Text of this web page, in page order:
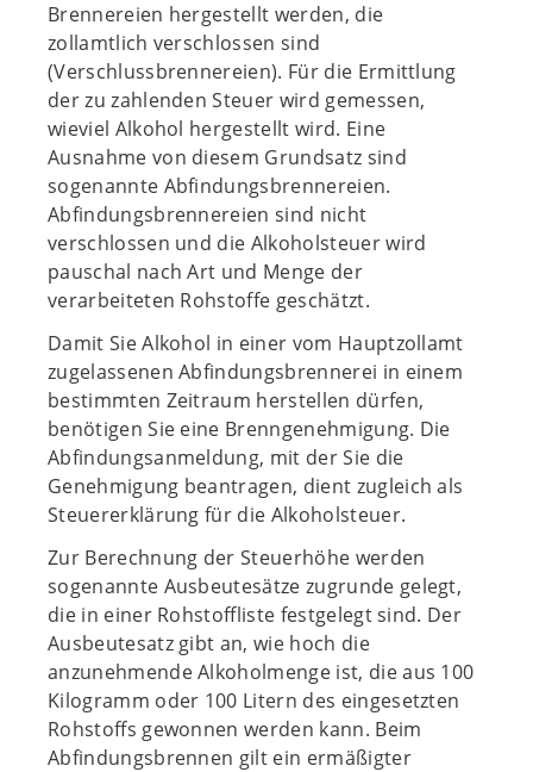
Brennereien hergestellt werden, die
zollamtlich verschlossen sind
(Verschlussbrennereien). Für die Ermittlung
der zu zahlenden Steuer wird gemessen,
wieviel Alkohol hergestellt wird. Eine
Ausnahme von diesem Grundsatz sind
sogenannte Abfindungsbrennereien.
Abfindungsbrennereien sind nicht
verschlossen und die Alkoholsteuer wird
pauschal nach Art und Menge der
verarbeiteten Rohstoffe geschätzt.
Damit Sie Alkohol in einer vom Hauptzollamt
zugelassenen Abfindungsbrennerei in einem
bestimmten Zeitraum herstellen dürfen,
benötigen Sie eine Brenngenehmigung. Die
Abfindungsanmeldung, mit der Sie die
Genehmigung beantragen, dient zugleich als
Steuererklärung für die Alkoholsteuer.
Zur Berechnung der Steuerhöhe werden
sogenannte Ausbeutesätze zugrunde gelegt,
die in einer Rohstoffliste festgelegt sind. Der
Ausbeutesatz gibt an, wie hoch die
anzunehmende Alkoholmenge ist, die aus 100
Kilogramm oder 100 Litern des eingesetzten
Rohstoffs gewonnen werden kann. Beim
Abfindungsbrennen gilt ein ermäßigter